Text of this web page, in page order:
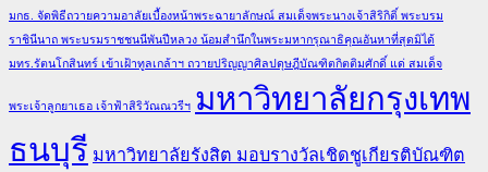
มกธ. จัดพิธีถวายความอาลัยเบื้องหน้าพระฉายาลักษณ์ สมเด็จพระนางเจ้าสิริกิติ์ พระบรม
ราชินีนาถ พระบรมราชชนนีพันปีหลวง น้อมสำนึกในพระมหากรุณาธิคุณอันหาที่สุดมิได้
มทร.รัตนโกสินทร์ เข้าเฝ้าทูลเกล้าฯ ถวายปริญญาศิลปดุษฎีบัณฑิตกิตติมศักดิ์ แด่ สมเด็จ
พระเจ้าลูกยาเธอ เจ้าฟ้าสิริวัณณวรีฯ มหาวิทยาลัยกรุงเทพ
ธนบุรี มหาวิทยาลัยรังสิต มอบรางวัลเชิดชูเกียรติบัณฑิต